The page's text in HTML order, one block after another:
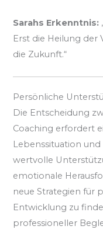
Sarahs Erkenntnis:
Erst die Heilung der
die Zukunft.“
Persönliche
Die Entscheidung
Coaching erfordert
Lebenssituation
wertvolle
emotionale
neue Strategien für
Entwicklung zu
professioneller